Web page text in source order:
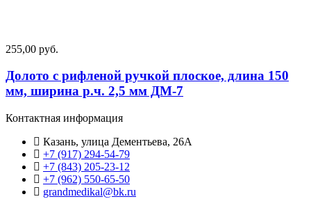
255,00 руб.
Долото с рифленой ручкой плоское, длина 150
мм, ширина р.ч. 2,5 мм ДМ-7
Контактная информация
Казань, улица Дементьева, 26А
+7 (917) 294-54-79
+7 (843) 205-23-12
+7 (962) 550‑65‑50‬
grandmedikal@bk.ru